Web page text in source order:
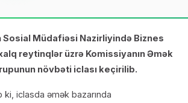
Müdafiəsi Nazirliyində Biznes
reytinqlər üzrə Komissiyanın Əmək
növbəti iclası keçirilib.
ki, iclasda əmək bazarında